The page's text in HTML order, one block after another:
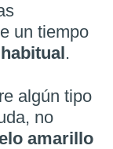
un tiempo
habitual.
algún tipo
no
amarillo